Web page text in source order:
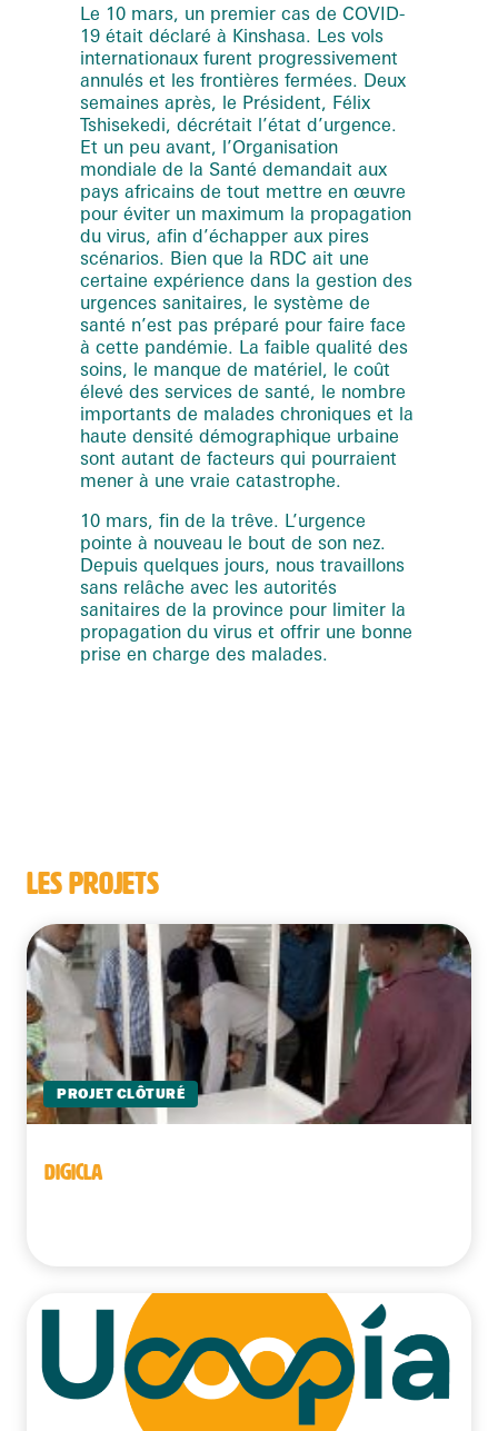
Le 10 mars, un premier cas de COVID-
19 était déclaré à Kinshasa. Les vols
internationaux furent progressivement
annulés et les frontières fermées. Deux
semaines après, le Président, Félix
Tshisekedi, décrétait l’état d’urgence.
Et un peu avant, l’Organisation
mondiale de la Santé demandait aux
pays africains de tout mettre en œuvre
pour éviter un maximum la propagation
du virus, afin d’échapper aux pires
scénarios. Bien que la RDC ait une
certaine expérience dans la gestion des
urgences sanitaires, le système de
santé n’est pas préparé pour faire face
à cette pandémie. La faible qualité des
soins, le manque de matériel, le coût
élevé des services de santé, le nombre
importants de malades chroniques et la
haute densité démographique urbaine
sont autant de facteurs qui pourraient
mener à une vraie catastrophe.
10 mars, fin de la trêve. L’urgence
pointe à nouveau le bout de son nez.
Depuis quelques jours, nous travaillons
sans relâche avec les autorités
sanitaires de la province pour limiter la
propagation du virus et offrir une bonne
prise en charge des malades.
LES PROJETS
PROJET CLÔTURÉ
DIGICLA